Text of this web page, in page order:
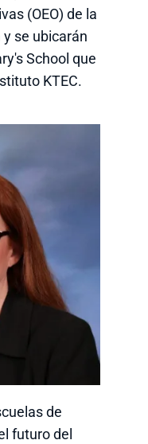
(OEO) de la
se ubicarán
School que
KTEC.
de
futuro del